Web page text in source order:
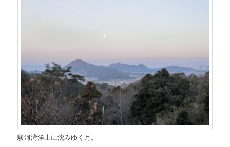
駿河湾洋上に沈みゆく月。